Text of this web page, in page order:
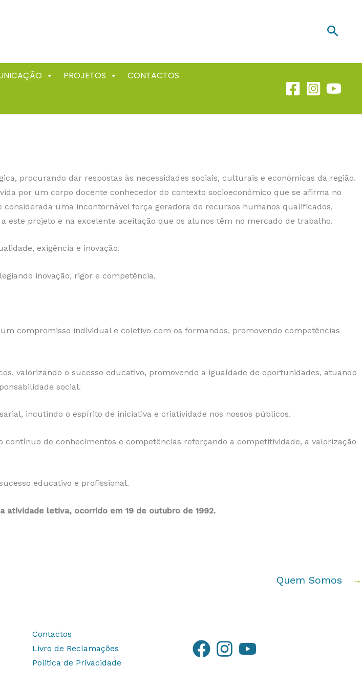
PROJETOS CONTACTOS
procurando dar respostas às necessidades sociais, culturais e económicas da região.
por um corpo docente conhecedor do contexto socioeconómico que se afirma no
uma incontornável força geradora de recursos humanos qualificados,
projeto e na excelente aceitação que os alunos têm no mercado de trabalho.
exigência e inovação.
inovação, rigor e competência.
compromisso individual e coletivo com os formandos, promovendo competências
valorizando o sucesso educativo, promovendo a igualdade de oportunidades, atuando
social.
incutindo o espírito de iniciativa e criatividade nos nossos públicos.
de conhecimentos e competências reforçando a competitividade, a valorização
educativo e profissional.
atividade letiva, ocorrido em 19 de outubro de 1992.
Quem Somos →
Contactos
Livro de Reclamações
Politica de Privacidade